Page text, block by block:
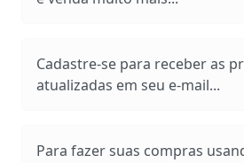
Cadastre-se para receber as
atualizadas em seu e-mail...
Para fazer suas compras